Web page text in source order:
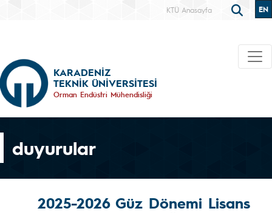
KTÜ Anasayfa EN
KARADENİZ
TEKNİK ÜNİVERSİTESİ
Orman Endüstri Mühendisliği
duyurular
2025-2026 Güz Dönemi Lisans